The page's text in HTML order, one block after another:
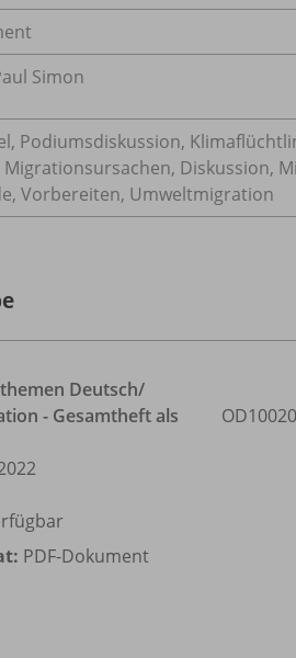
Simon
Podiumsdiskussion,
Migrationsursachen, Diskussion,
Vorbereiten, Umweltmigration
Deutsch/
- Gesamtheft als
PDF-Dokument